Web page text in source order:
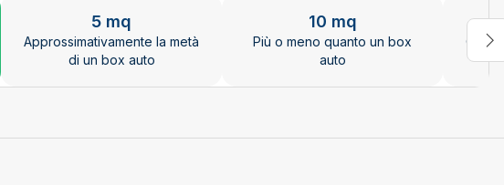
carousel.
5 mq
Approssimativamente la metà
di un box auto
10 mq
Più o meno quanto un box
auto